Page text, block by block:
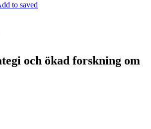
to saved
och ökad forskning om